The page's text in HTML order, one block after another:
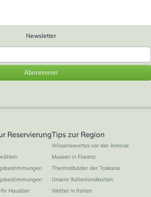
Newsletter
Reservierung
Haustier
Tips zur Region
Wissenswertes vor der Anreise
Museen in Florenz
Thermalbäder der Toskana
Unsere Italienlandkarten
Wetter in Italien